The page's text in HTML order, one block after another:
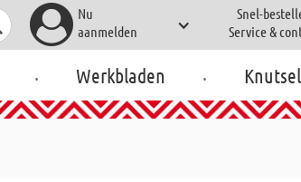
Nu
aanmelden
Snel-
Service &
. Werkbladen .